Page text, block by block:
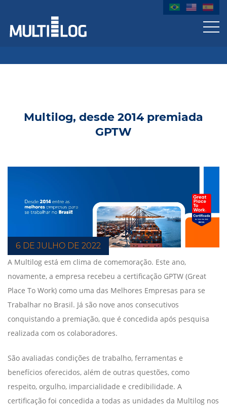
Multilog, desde 2014 premiada
GPTW
6 DE JULHO DE 2022
A Multilog está em clima de comemoração. Este ano,
novamente, a empresa recebeu a certificação GPTW (Great
Place To Work) como uma das Melhores Empresas para se
Trabalhar no Brasil. Já são nove anos consecutivos
conquistando a premiação, que é concedida após pesquisa
realizada com os colaboradores.
São avaliadas condições de trabalho, ferramentas e
benefícios oferecidos, além de outras questões, como
respeito, orgulho, imparcialidade e credibilidade. A
certificação foi concedida a todas as unidades da Multilog nos